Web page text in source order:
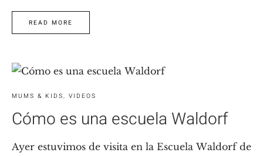
READ MORE
MUMS & KIDS, VIDEOS
Cómo es una escuela Waldorf
Ayer estuvimos de visita en la Escuela Waldorf de